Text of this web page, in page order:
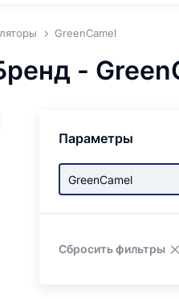
GreenCamel
-
Параметры
GreenCamel
Сбросить фильтры